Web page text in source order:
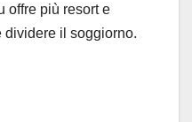
offre più resort e
dividere il soggiorno.